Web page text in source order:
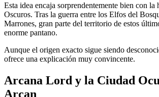
Esta idea encaja sorprendentemente bien con
Oscuros. Tras la guerra entre los Elfos del
Marrones, gran parte del territorio de estos
enorme pantano.
Aunque el origen exacto sigue siendo
ofrece una explicación muy convincente.
Arcana Lord y la Ciudad
Arcan